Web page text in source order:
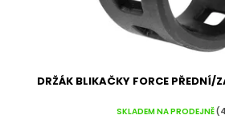
DRŽÁK BLIKAČKY FORCE PŘEDNÍ/
SKLADEM NA PRODEJNĚ